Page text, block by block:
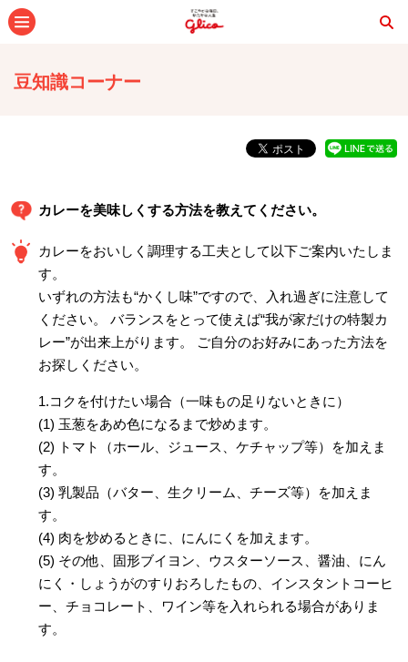
豆知識コーナー
カレーを美味しくする方法を教えてください。
カレーをおいしく調理する工夫として以下ご案内いたしま
す。
いずれの方法も“かくし味”ですので、入れ過ぎに注意して
ください。 バランスをとって使えば“我が家だけの特製カ
レー”が出来上がります。 ご自分のお好みにあった方法を
お探しください。
1.コクを付けたい場合（一味もの足りないときに）
(1) 玉葱をあめ色になるまで炒めます。
(2) トマト（ホール、ジュース、ケチャップ等）を加えま
す。
(3) 乳製品（バター、生クリーム、チーズ等）を加えま
す。
(4) 肉を炒めるときに、にんにくを加えます。
(5) その他、固形ブイヨン、ウスターソース、醤油、にん
にく・しょうがのすりおろしたもの、インスタントコーヒ
ー、チョコレート、ワイン等を入れられる場合がありま
す。